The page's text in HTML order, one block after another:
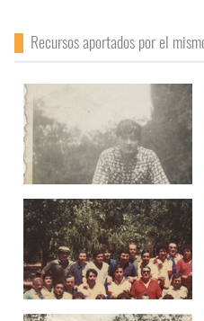
Recursos aportados por el